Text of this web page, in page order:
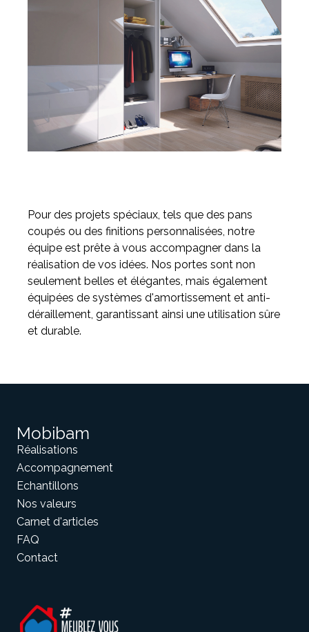
Pour des projets spéciaux, tels que des pans
coupés ou des finitions personnalisées, notre
équipe est prête à vous accompagner dans la
réalisation de vos idées. Nos portes sont non
seulement belles et élégantes, mais également
équipées de systèmes d'amortissement et anti-
déraillement, garantissant ainsi une utilisation sûre
et durable.
Mobibam
Réalisations
Accompagnement
Echantillons
Nos valeurs
Carnet d'articles
FAQ
Contact